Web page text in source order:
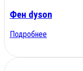
Фен dyson
Подробнее